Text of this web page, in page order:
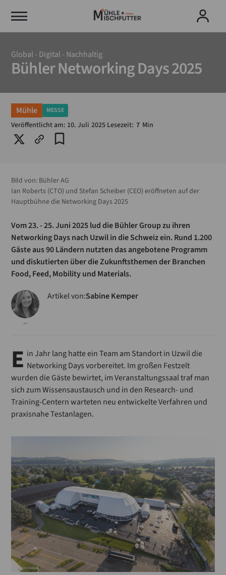
Global - Digital - Nachhaltig
Bühler Networking Days 2025
Mühle MESSE
Veröffentlicht am: 10.Juli 2025 Lesezeit: 7 Min
Bild von: Bühler AG
Ian Roberts (CTO) und Stefan Scheiber (CEO) eröffneten auf der
Hauptbühne die Networking Days 2025
Vom 23. - 25. Juni 2025 lud die Bühler Group zu ihren
Networking Days nach Uzwil in die Schweiz ein. Rund 1.200
Gäste aus 90 Ländern nutzten das angebotene Programm
und diskutierten über die Zukunftsthemen der Branchen
Food, Feed, Mobility und Materials.
Artikel von:Sabine Kemper
E in Jahr lang hatte ein Team am Standort in Uzwil die
Networking Days vorbereitet. Im großen Festzelt
wurden die Gäste bewirtet, im Veranstaltungssaal traf man
sich zum Wissensaustausch und in den Research- und
Training-Centern warteten neu entwickelte Verfahren und
praxisnahe Testanlagen.